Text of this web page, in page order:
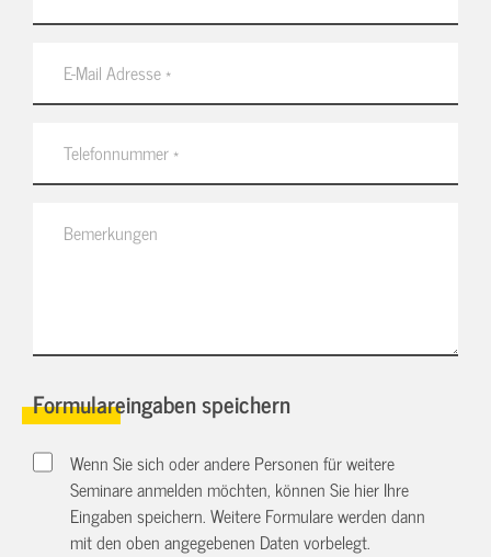
Formulareingaben speichern
Wenn Sie sich oder andere Personen für weitere
Seminare anmelden möchten, können Sie hier Ihre
Eingaben speichern. Weitere Formulare werden dann
mit den oben angegebenen Daten vorbelegt.